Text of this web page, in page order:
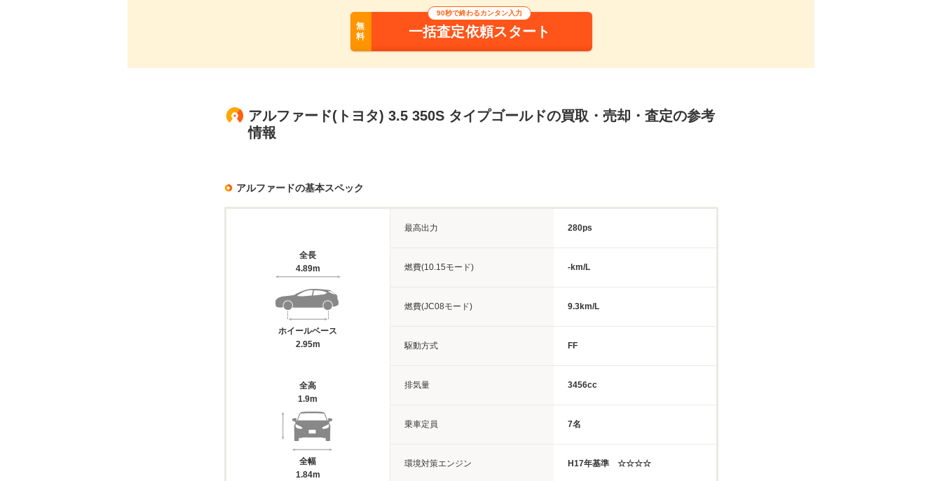
無
料
90秒で終わるカンタン入力
一括査定依頼スタート
アルファード(トヨタ) 3.5 350S タイプゴールドの買取・売却・査定の参考
情報
アルファードの基本スペック
全長
4.89m
ホイールベース
2.95m
全高
1.9m
全幅
1.84m
最高出力 280ps
燃費(10.15モード) -km/L
燃費(JC08モード) 9.3km/L
駆動方式 FF
排気量 3456cc
乗車定員 7名
環境対策エンジン H17年基準 ☆☆☆☆